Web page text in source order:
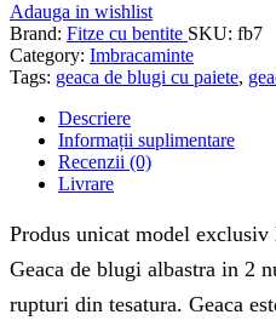
Adauga in wishlist
Brand: Fitze cu bentite SKU: fb7
Category: Imbracaminte
Tags: geaca de blugi cu paiete,
Descriere
Informații suplimentare
Recenzii (0)
Livrare
Produs unicat model
Geaca de blugi albastra in 2
rupturi din tesatura. Geaca